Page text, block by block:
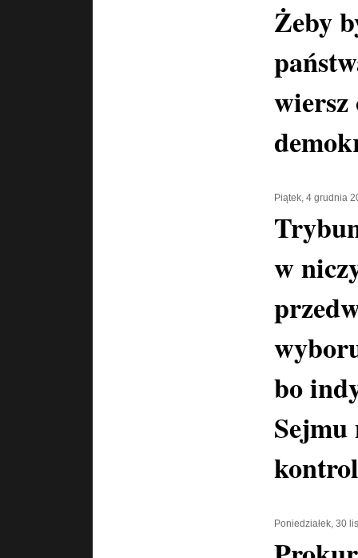
Żeby
Piątek, 4 grudnia
w
bo
Sejmu
Poniedziałek, 30